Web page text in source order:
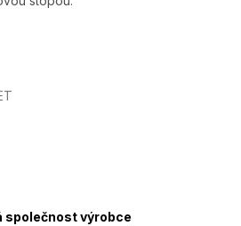
společnost výrobce